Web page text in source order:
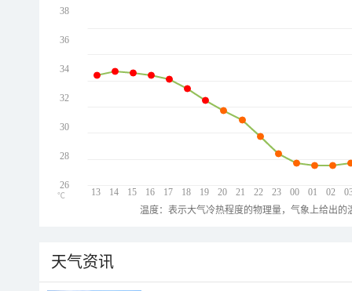
13 14 15 16 17 18 19 20 21 22 23 00 01 02
38
36
34
32
30
28
26
℃
温度：表示大气冷热程度的物理量，气象上给出
天气资讯